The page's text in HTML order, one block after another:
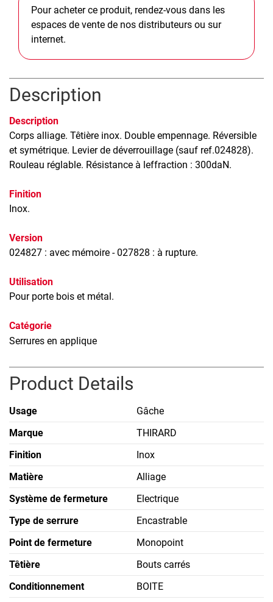
Pour acheter ce produit, rendez-vous dans les
espaces de vente de nos distributeurs ou sur
internet.
Description
Description
Corps alliage. Têtière inox. Double empennage. Réversible
et symétrique. Levier de déverrouillage (sauf ref.024828).
Rouleau réglable. Résistance à leffraction : 300daN.
Finition
Inox.
Version
024827 : avec mémoire - 027828 : à rupture.
Utilisation
Pour porte bois et métal.
Catégorie
Serrures en applique
Product Details
Usage
Gâche
Marque
THIRARD
Finition
Inox
Matière
Alliage
Système de fermeture
Electrique
Type de serrure
Encastrable
Point de fermeture
Monopoint
Têtière
Bouts carrés
Conditionnement
BOITE